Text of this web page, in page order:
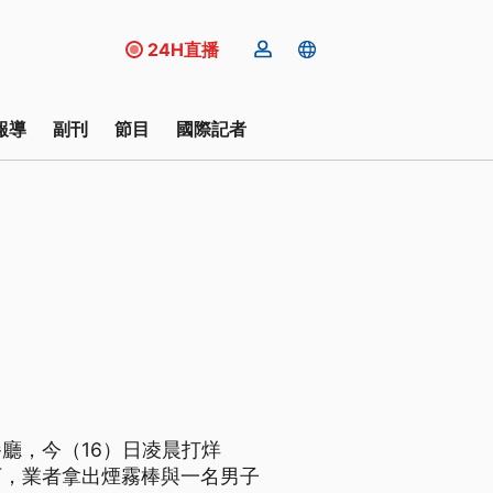
24H直播
導 副刊 節目 國際記者
，今（16）日凌晨打烊
業者拿出煙霧棒與一名男子